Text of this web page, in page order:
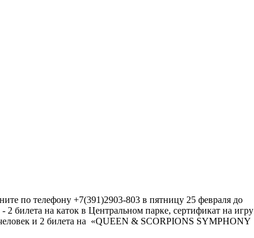
по телефону +7(391)2903-803 в пятницу 25 февраля до
2 билета на каток в Центральном парке, сертификат на игру
и 2 билета на «QUEEN & SCORPIONS SYMPHONY